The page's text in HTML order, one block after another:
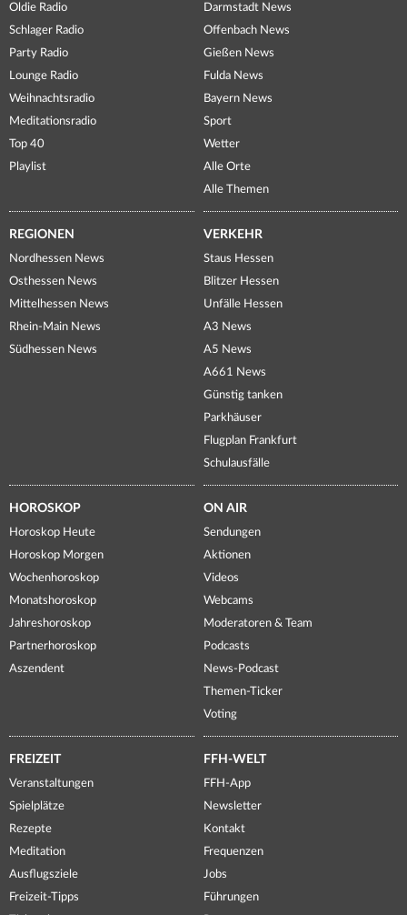
Oldie Radio
Schlager Radio
Party Radio
Lounge Radio
Weihnachtsradio
Meditationsradio
Top 40
Playlist
Darmstadt News
Offenbach News
Gießen News
Fulda News
Bayern News
Sport
Wetter
Alle Orte
Alle Themen
REGIONEN
Nordhessen News
Osthessen News
Mittelhessen News
Rhein-Main News
Südhessen News
VERKEHR
Staus Hessen
Blitzer Hessen
Unfälle Hessen
A3 News
A5 News
A661 News
Günstig tanken
Parkhäuser
Flugplan Frankfurt
Schulausfälle
HOROSKOP
Horoskop Heute
Horoskop Morgen
Wochenhoroskop
Monatshoroskop
Jahreshoroskop
Partnerhoroskop
Aszendent
ON AIR
Sendungen
Aktionen
Videos
Webcams
Moderatoren & Team
Podcasts
News-Podcast
Themen-Ticker
Voting
FREIZEIT
Veranstaltungen
Spielplätze
Rezepte
Meditation
Ausflugsziele
Freizeit-Tipps
FFH-WELT
FFH-App
Newsletter
Kontakt
Frequenzen
Jobs
Führungen